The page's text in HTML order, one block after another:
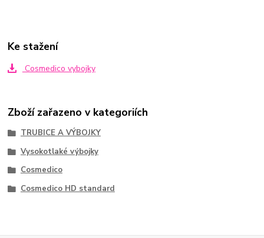
Ke stažení
Cosmedico vybojky
Zboží zařazeno v kategoriích
TRUBICE A VÝBOJKY
Vysokotlaké výbojky
Cosmedico
Cosmedico HD standard